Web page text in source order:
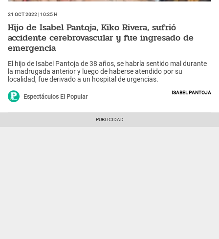
21 Oct 2022 | 10:25 h
Hijo de Isabel Pantoja, Kiko Rivera, sufrió
accidente cerebrovascular y fue ingresado de
emergencia
El hijo de Isabel Pantoja de 38 años, se habría sentido mal durante
la madrugada anterior y luego de haberse atendido por su
localidad, fue derivado a un hospital de urgencias.
Espectáculos El Popular
Isabel Pantoja